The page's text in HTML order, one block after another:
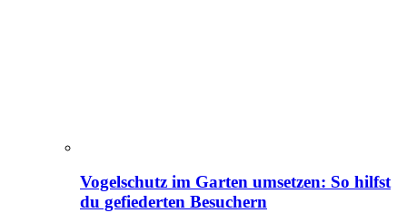
Vogelschutz im Garten umsetzen: So hilfst
du gefiederten Besuchern